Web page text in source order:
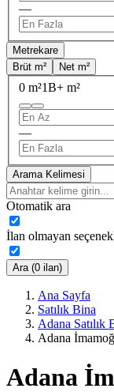
—
Metrekare
Brüt m²
Net m²
0 m²1B+ m²
—
Arama Kelimesi
Otomatik ara
İlan olmayan
Ara (0 ilan)
Ana Sayfa
Satılık Bina
Adana Satılık
Adana
Adana